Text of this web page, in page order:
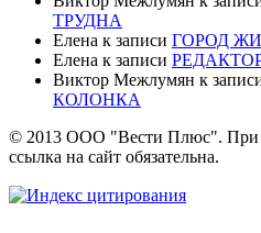
ТРУДНА
Елена к записи ГОРОД
Елена к записи
Виктор Межлумян к
КОЛОНКА
© 2013 ООО "Вести Плюс". При
ссылка на сайт обязательна.